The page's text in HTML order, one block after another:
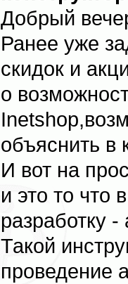
Добрый
Ранее уже
скидок и
о
объяснить в
И вот на
и это то что
разработку
Такой
проведение